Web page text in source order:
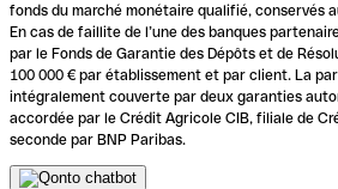
fonds du marché monétaire qualifié, conservés
En cas de faillite de l’une des banques
par le Fonds de Garantie des Dépôts et de
100 000 € par établissement et par client. La
intégralement couverte par deux garanties
accordée par le Crédit Agricole CIB, filiale de
seconde par BNP Paribas.